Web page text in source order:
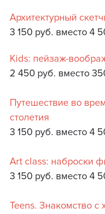
Архитектурный
3 150 руб. вместо 4
Kids: пейзаж-
2 450 руб. вместо
Путешествие во
столетия
3 150 руб. вместо 4
Аrt class: наброски
3 150 руб. вместо 4
Teens. Знакомство с